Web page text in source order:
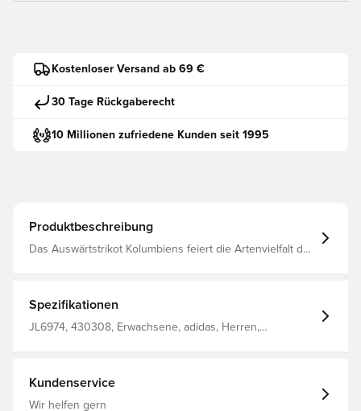
Kostenloser Versand ab 69 €
30 Tage Rückgaberecht
10 Millionen zufriedene Kunden seit 1995
Produktbeschreibung
Das Auswärtstrikot Kolumbiens feiert die Artenvielfalt des
dem Schriftzug „COLOMBIA“ im Nacken drücken Stolz
und Verbundenheit zum Land aus. – Dasselbe Design
wie beim Spielertrikot – CLIMACOOL-Technologie –
Spezifikationen
JL6974, 430308, Erwachsene, adidas, Herren,
Kundenservice
Wir helfen gern